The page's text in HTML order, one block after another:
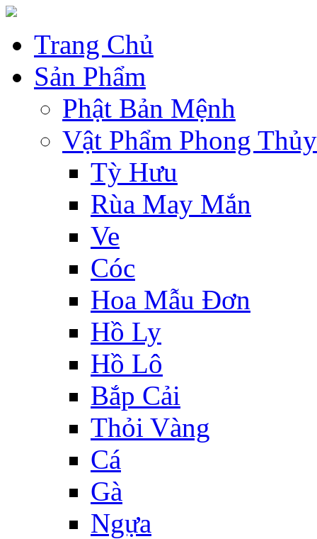
Trang Chủ
Sản Phẩm
Phật Bản Mệnh
Vật Phẩm Phong Thủy
Tỳ Hưu
Rùa May Mắn
Ve
Cóc
Hoa Mẫu Đơn
Hồ Ly
Hồ Lô
Bắp Cải
Thỏi Vàng
Cá
Gà
Ngựa